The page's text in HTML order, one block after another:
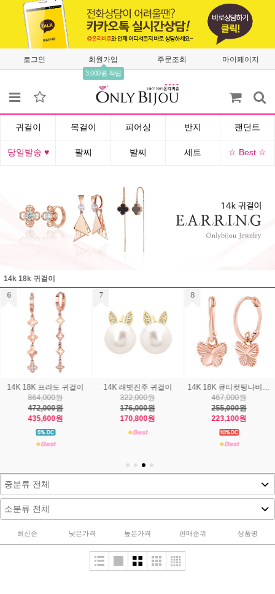
로그인 회원가입
3,000원 적립
주문조회 마이페이지
귀걸이 목걸이 피어싱 반지 팬던트
당일발송 ♥ 팔찌 발찌 세트 ☆ Best ☆
14k 18k 귀걸이
7
14K 래빗진주 귀걸이
322,000원
176,000원
170,800원
8
467,000원
255,000원
223,100원
9
14K 18K 실비아드롭 귀걸이
544,000원
297,000원
288,100원
최신순 낮은가격 높은가격 판매순위 상품명